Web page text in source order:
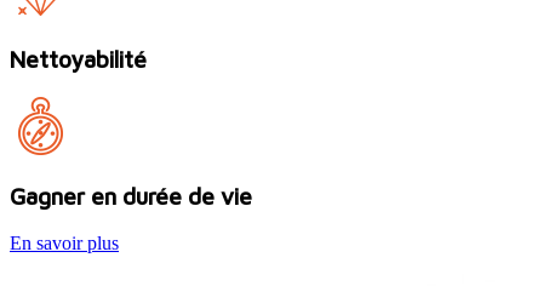
Nettoyabilité
Gagner en durée de vie
En savoir plus